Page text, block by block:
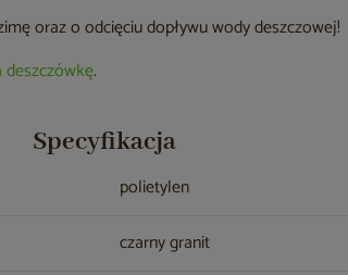
oraz o odcięciu dopływu wody deszczowej!
.
Specyfikacja
polietylen
czarny granit